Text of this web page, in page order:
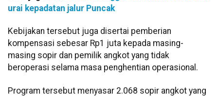
urai kepadatan jalur Puncak
Kebijakan tersebut juga disertai pemberian
kompensasi sebesar Rp1 juta kepada masing-
masing sopir dan pemilik angkot yang tidak
beroperasi selama masa penghentian operasional.
Program tersebut menyasar 2.068 sopir angkot yang